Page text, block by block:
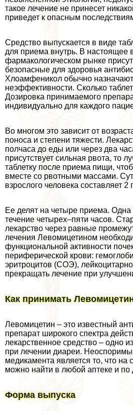
такое лечение не принесет
приведет к опасным
Средство выпускается в виде
для приема внутрь. В настоящее
фармакологическом рынке
безопасные для здоровья
Хлоамфеникол обычно
неэффективности. Сколько
Дозировка принимаемого
индивидуально для каждого
Во многом это зависит от
поноса и степени тяжести.
полчаса до еды или через два
присутствует сильная рвота, то
таблетку после приема пищи,
вместе со рвотными массами.
взрослого человека составляет 2
Ее делят на четыре приема. Одна
течение четырех–пяти часов.
лекарство через равные
лечения Левомицетином
функциональной активности
периферической крови:
эритроцитов (СОЭ),
прекращать лечение при
Как принимать
Левомицетин – это известный
препарат широкого спектра
лекарственное средство – одно
при лечении диареи.
медикамента является то, что на
можно найти в любой аптеке и по
Форма выпуска